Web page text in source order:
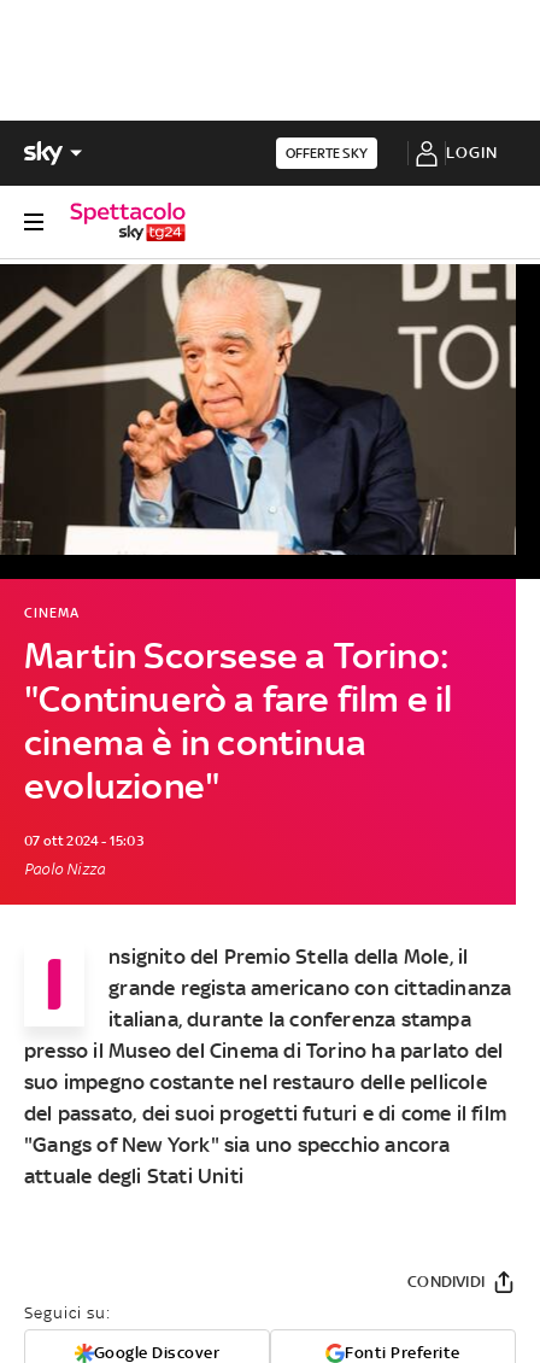
OFFERTE SKY LOGIN
Martin Scorsese a Torino:
"Continuerò a fare film e il
cinema è in continua
evoluzione"
CINEMA
07 ott 2024 - 15:03
Paolo Nizza
I
nsignito del Premio Stella della Mole, il
grande regista americano con cittadinanza
italiana, durante la conferenza stampa
presso il Museo del Cinema di Torino ha parlato del
suo impegno costante nel restauro delle pellicole
del passato, dei suoi progetti futuri e di come il film
"Gangs of New York" sia uno specchio ancora
attuale degli Stati Uniti
Seguici su:
Google Discover Fonti Preferite
CONDIVIDI